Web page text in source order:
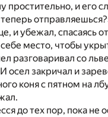
простительно, и его
и убежал, спасаясь
место, чтобы
разговаривал со
осел закричал и
коня с пятном на
до тех пор, пока не